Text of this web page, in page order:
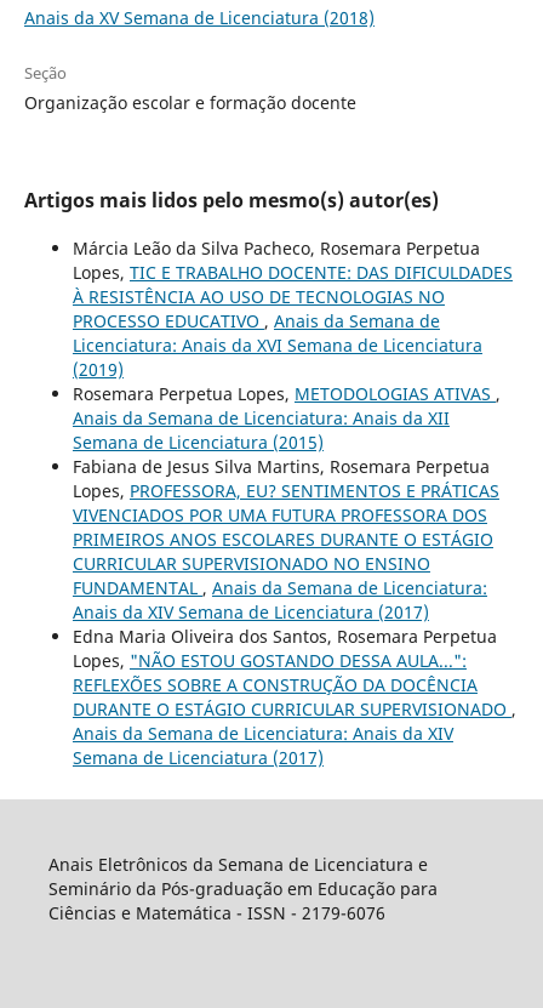
Anais da XV Semana de Licenciatura (2018)
Seção
Organização escolar e formação docente
Artigos mais lidos pelo mesmo(s) autor(es)
Márcia Leão da Silva Pacheco, Rosemara Perpetua
Lopes, TIC E TRABALHO DOCENTE: DAS DIFICULDADES
À RESISTÊNCIA AO USO DE TECNOLOGIAS NO
PROCESSO EDUCATIVO , Anais da Semana de
Licenciatura: Anais da XVI Semana de Licenciatura
(2019)
Rosemara Perpetua Lopes, METODOLOGIAS ATIVAS ,
Anais da Semana de Licenciatura: Anais da XII
Semana de Licenciatura (2015)
Fabiana de Jesus Silva Martins, Rosemara Perpetua
Lopes, PROFESSORA, EU? SENTIMENTOS E PRÁTICAS
VIVENCIADOS POR UMA FUTURA PROFESSORA DOS
PRIMEIROS ANOS ESCOLARES DURANTE O ESTÁGIO
CURRICULAR SUPERVISIONADO NO ENSINO
FUNDAMENTAL , Anais da Semana de Licenciatura:
Anais da XIV Semana de Licenciatura (2017)
Edna Maria Oliveira dos Santos, Rosemara Perpetua
Lopes, "NÃO ESTOU GOSTANDO DESSA AULA...":
REFLEXÕES SOBRE A CONSTRUÇÃO DA DOCÊNCIA
DURANTE O ESTÁGIO CURRICULAR SUPERVISIONADO ,
Anais da Semana de Licenciatura: Anais da XIV
Semana de Licenciatura (2017)
Anais Eletrônicos da Semana de Licenciatura e
Seminário da Pós-graduação em Educação para
Ciências e Matemática - ISSN - 2179-6076